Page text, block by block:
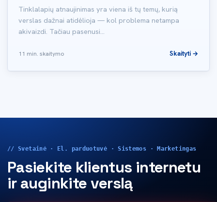
Tinklalapių atnaujinimas yra viena iš tų temų, kurią
verslas dažnai atidėlioja — kol problema netampa
akivaizdi. Tačiau pasenusi…
11 min. skaitymo Skaityti →
// Svetainė · El. parduotuvė · Sistemos · Marketingas
Pasiekite klientus internetu
ir auginkite verslą